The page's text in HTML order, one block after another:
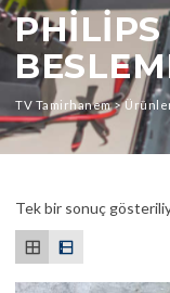
TV Tamirhanem>
Tek bir sonuç